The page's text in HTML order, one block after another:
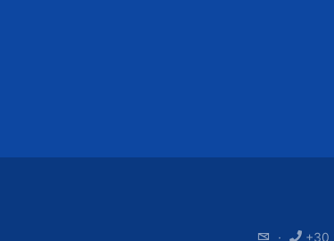
· +30